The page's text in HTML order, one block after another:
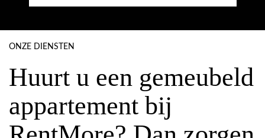
ONZE DIENSTEN
Huurt u een gemeubeld
appartement bij